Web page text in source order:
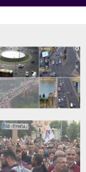
0
3